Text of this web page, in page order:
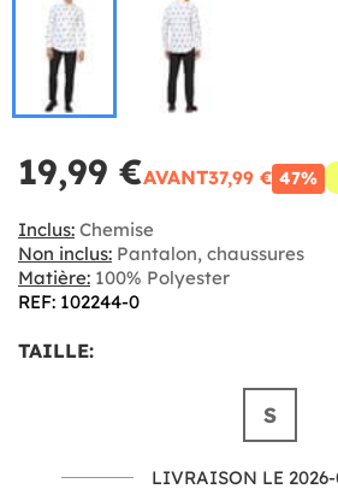
19,99 €AVANT37,99 € 47%
Inclus: Chemise
Non inclus: Pantalon, chaussures
Matière: 100% Polyester
REF: 102244-0
TAILLE:
S
LIVRAISON LE